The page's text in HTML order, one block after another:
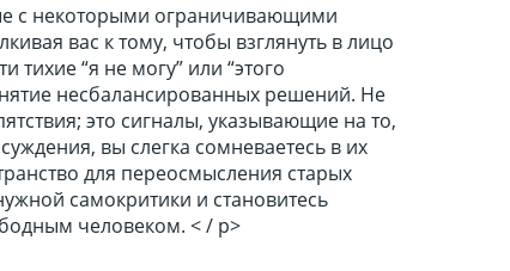
с некоторыми ограничивающими
вас к тому, чтобы взглянуть в лицо
тихие “я не могу” или “этого
несбалансированных решений. Не
это сигналы, указывающие на то,
вы слегка сомневаетесь в их
для переосмысления старых
самокритики и становитесь
человеком. < / p>